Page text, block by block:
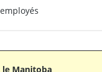
le Manitoba